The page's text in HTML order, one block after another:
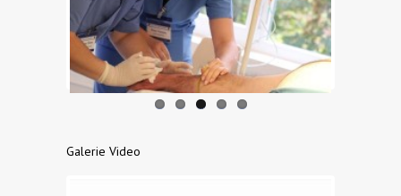
Previo
us
Next
Galerie Video